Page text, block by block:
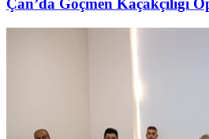
Çan’da Göçmen Kaçakçılığı